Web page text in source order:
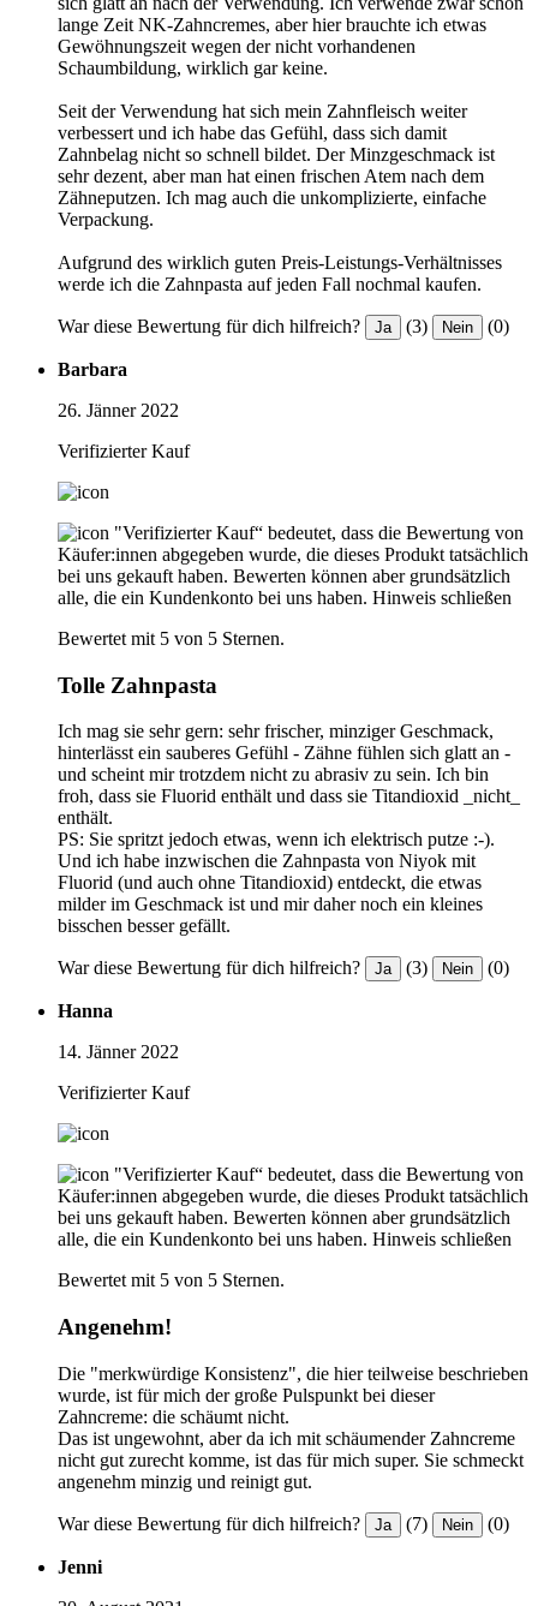
lange Zeit NK-Zahncremes, aber hier brauchte ich etwas
Gewöhnungszeit wegen der nicht vorhandenen
Schaumbildung, wirklich gar keine.
Seit der Verwendung hat sich mein Zahnfleisch weiter
verbessert und ich habe das Gefühl, dass sich damit
Zahnbelag nicht so schnell bildet. Der Minzgeschmack ist
sehr dezent, aber man hat einen frischen Atem nach dem
Zähneputzen. Ich mag auch die unkomplizierte, einfache
Verpackung.
Aufgrund des wirklich guten Preis-Leistungs-Verhältnisses
werde ich die Zahnpasta auf jeden Fall nochmal kaufen.
War diese Bewertung für dich hilfreich? Ja (3) Nein (0)
Barbara
26. Jänner 2022
Verifizierter Kauf
"Verifizierter Kauf“ bedeutet, dass die Bewertung von
Käufer:innen abgegeben wurde, die dieses Produkt tatsächlich
bei uns gekauft haben. Bewerten können aber grundsätzlich
alle, die ein Kundenkonto bei uns haben. Hinweis schließen
Bewertet mit 5 von 5 Sternen.
Tolle Zahnpasta
Ich mag sie sehr gern: sehr frischer, minziger Geschmack,
hinterlässt ein sauberes Gefühl - Zähne fühlen sich glatt an -
und scheint mir trotzdem nicht zu abrasiv zu sein. Ich bin
froh, dass sie Fluorid enthält und dass sie Titandioxid _nicht_
enthält.
PS: Sie spritzt jedoch etwas, wenn ich elektrisch putze :-).
Und ich habe inzwischen die Zahnpasta von Niyok mit
Fluorid (und auch ohne Titandioxid) entdeckt, die etwas
milder im Geschmack ist und mir daher noch ein kleines
bisschen besser gefällt.
War diese Bewertung für dich hilfreich? Ja (3) Nein (0)
Hanna
14. Jänner 2022
Verifizierter Kauf
"Verifizierter Kauf“ bedeutet, dass die Bewertung von
Käufer:innen abgegeben wurde, die dieses Produkt tatsächlich
bei uns gekauft haben. Bewerten können aber grundsätzlich
alle, die ein Kundenkonto bei uns haben. Hinweis schließen
Bewertet mit 5 von 5 Sternen.
Angenehm!
Die "merkwürdige Konsistenz", die hier teilweise beschrieben
wurde, ist für mich der große Pulspunkt bei dieser
Zahncreme: die schäumt nicht.
Das ist ungewohnt, aber da ich mit schäumender Zahncreme
nicht gut zurecht komme, ist das für mich super. Sie schmeckt
angenehm minzig und reinigt gut.
War diese Bewertung für dich hilfreich? Ja (7) Nein (0)
Jenni